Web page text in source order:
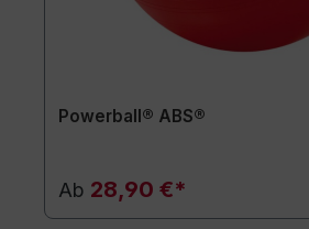
Powerball® ABS®
Ab 28,90 €*